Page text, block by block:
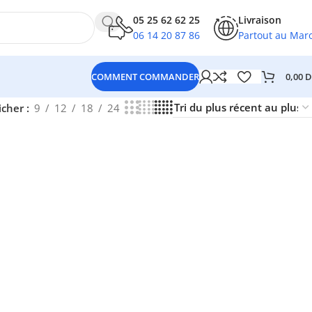
05 25 62 62 25
06 14 20 87 86
Livraison
Partout au
COMMENT COMMANDER 0,00
9 12 18 24